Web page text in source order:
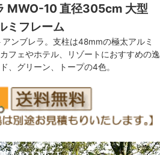
MWO-10 直径305cm 大型
ミフレーム
ンブレラ。支柱は48mmの極太アルミ
フェやホテル、リゾートにおすすめの逸
、グリーン、トープの4色。